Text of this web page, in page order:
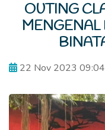
OUTING
MENGENAL
22 Nov 2023